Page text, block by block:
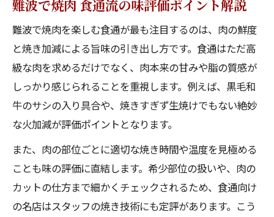
難波で焼肉 食通流の味評価ポイント解説
難波で焼肉を楽しむ食通が最も注目するのは、肉の鮮度
と焼き加減による旨味の引き出し方です。食通はただ高
級な肉を求めるだけでなく、肉本来の甘みや脂の質感が
しっかり感じられることを重視します。例えば、黒毛和
牛のサシの入り具合や、焼きすぎず生焼けでもない絶妙
な火加減が評価ポイントとなります。
また、肉の部位ごとに適切な焼き時間や温度を見極める
ことも味の評価に直結します。希少部位の扱いや、肉の
カットの仕方まで細かくチェックされるため、食通向け
の名店はスタッフの焼き技術にも定評があります。こう